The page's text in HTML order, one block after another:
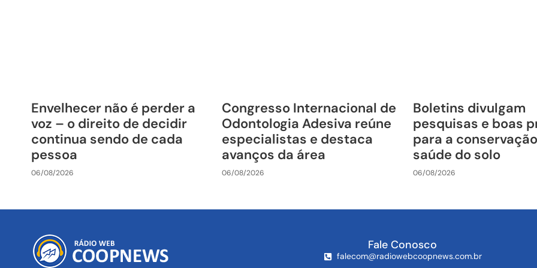
Envelhecer não é perder a
voz – o direito de decidir
continua sendo de cada
pessoa
06/08/2026
Congresso Internacional de
Odontologia Adesiva reúne
especialistas e destaca
avanços da área
06/08/2026
Boletins divulgam
pesquisas e boas
para a
saúde do solo
06/08/2026
Fale Conosco
falecom@radiowebcoopnews.com.br